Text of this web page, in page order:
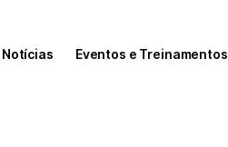
Notícias Eventos e Treinamentos